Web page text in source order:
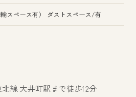
スペース有） ダストスペース/有
線 大井町駅まで徒歩12分